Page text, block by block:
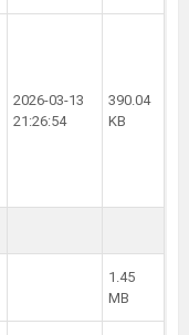
2026-03-13
21:26:54
390.04
KB
1.45
MB